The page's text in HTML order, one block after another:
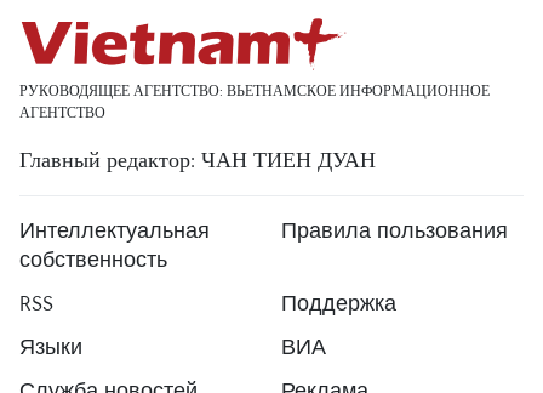
РУКОВОДЯЩЕЕ АГЕНТСТВО: ВЬЕТНАМСКОЕ ИНФОРМАЦИОННОЕ
АГЕНТСТВО
Главный редактор: ЧАН ТИЕН ДУАН
Интеллектуальная
собственность
Правила пользования
RSS
Поддержка
Языки
ВИА